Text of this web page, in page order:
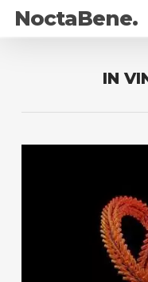
main
NoctaBene.
IN